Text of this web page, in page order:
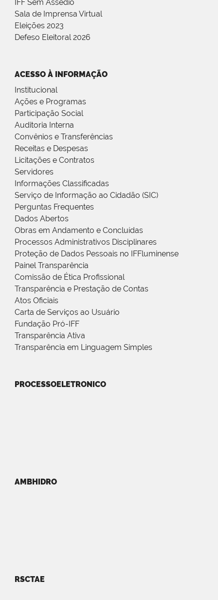
IFF Sem Assédio
Sala de Imprensa Virtual
Eleições 2023
Defeso Eleitoral 2026
ACESSO À INFORMAÇÃO
Institucional
Ações e Programas
Participação Social
Auditoria Interna
Convênios e Transferências
Receitas e Despesas
Licitações e Contratos
Servidores
Informações Classificadas
Serviço de Informação ao Cidadão (SIC)
Perguntas Frequentes
Dados Abertos
Obras em Andamento e Concluídas
Processos Administrativos Disciplinares
Proteção de Dados Pessoais no IFFluminense
Painel Transparência
Comissão de Ética Profissional
Transparência e Prestação de Contas
Atos Oficiais
Carta de Serviços ao Usuário
Fundação Pró-IFF
Transparência Ativa
Transparência em Linguagem Simples
PROCESSOELETRONICO
AMBHIDRO
RSCTAE